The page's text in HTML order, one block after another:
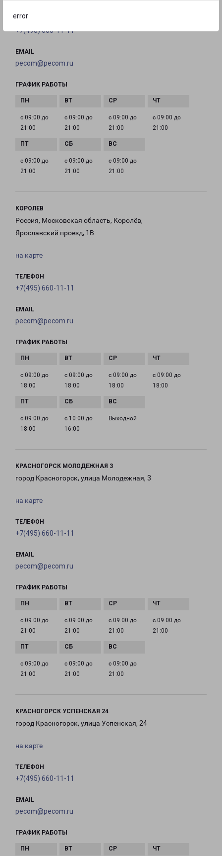
error
ТЕЛЕФОН
+7(495) 660-11-11
EMAIL
pecom@pecom.ru
ГРАФИК РАБОТЫ
с 09:00 до
21:00
с 09:00 до
21:00
с 09:00 до
21:00
с 09:00 до
21:00
с 09:00 до
21:00
с 09:00 до
21:00
с 09:00 до
21:00
КОРОЛЕВ
Россия, Московская область, Королёв,
Ярославский проезд, 1В
на карте
ТЕЛЕФОН
+7(495) 660-11-11
EMAIL
pecom@pecom.ru
ГРАФИК РАБОТЫ
с 09:00 до
18:00
с 09:00 до
18:00
с 09:00 до
18:00
с 09:00 до
18:00
с 09:00 до
18:00
с 10:00 до
16:00
Выходной
КРАСНОГОРСК МОЛОДЕЖНАЯ 3
город Красногорск, улица Молодежная, 3
на карте
ТЕЛЕФОН
+7(495) 660-11-11
EMAIL
pecom@pecom.ru
ГРАФИК РАБОТЫ
с 09:00 до
21:00
с 09:00 до
21:00
с 09:00 до
21:00
с 09:00 до
21:00
с 09:00 до
21:00
с 09:00 до
21:00
с 09:00 до
21:00
КРАСНОГОРСК УСПЕНСКАЯ 24
город Красногорск, улица Успенская, 24
на карте
ТЕЛЕФОН
+7(495) 660-11-11
EMAIL
pecom@pecom.ru
ГРАФИК РАБОТЫ